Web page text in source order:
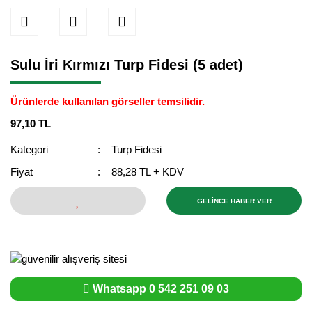
Sulu İri Kırmızı Turp Fidesi (5 adet)
Ürünlerde kullanılan görseller temsilidir.
97,10 TL
Kategori
Turp Fidesi
Fiyat
88,28 TL + KDV
GELİNCE HABER VER
Whatsapp 0 542 251 09 03